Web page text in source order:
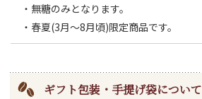
・無糖のみとなります。
・春夏(3月～8月頃)限定商品です。
ギフト包装・手提げ袋について